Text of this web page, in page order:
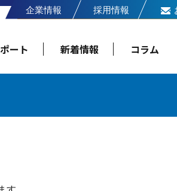
企業情報 採用情報
ート 新着情報 コラム